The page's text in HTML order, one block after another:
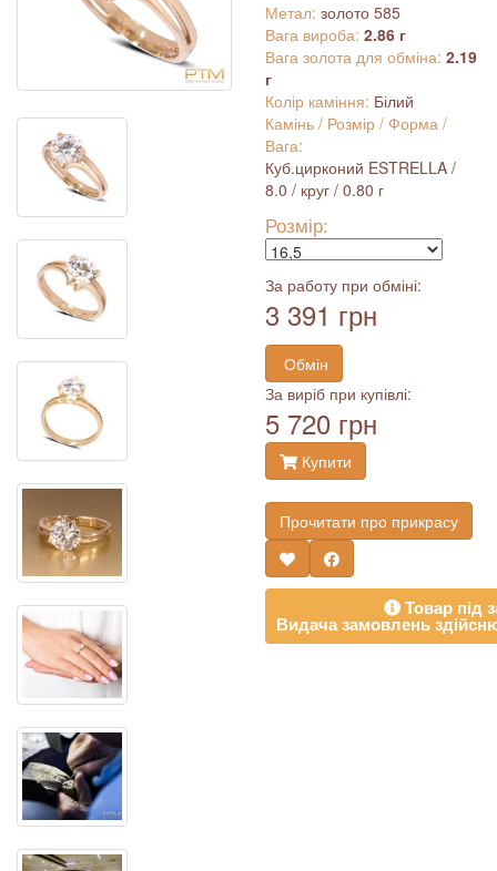
Метал: золото 585
Вага вироба: 2.86 г
Вага золота для обміна: 2.19
г
Колір каміння: Білий
Камінь / Розмір / Форма /
Вага:
Куб.цирконий ESTRELLA /
8.0 / круг / 0.80 г
Розмір:
За работу при обміні:
3 391 грн
Обмін
За виріб при купівлі:
5 720 грн
Купити
Прочитати про прикрасу
Товар під
Видача замовлень